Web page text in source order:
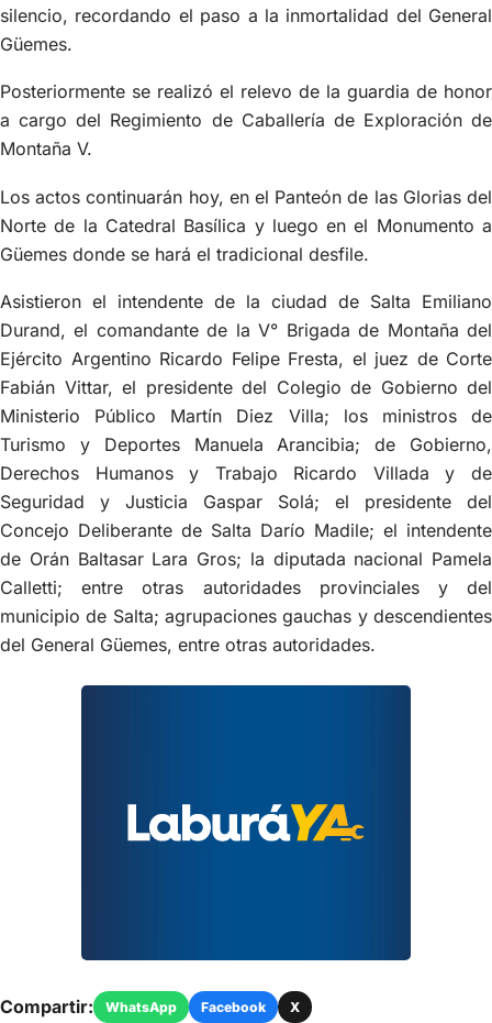
silencio, recordando el paso a la inmortalidad del General
Güemes.
Posteriormente se realizó el relevo de la guardia de honor
a cargo del Regimiento de Caballería de Exploración de
Montaña V.
Los actos continuarán hoy, en el Panteón de las Glorias del
Norte de la Catedral Basílica y luego en el Monumento a
Güemes donde se hará el tradicional desfile.
Asistieron el intendente de la ciudad de Salta Emiliano
Durand, el comandante de la V° Brigada de Montaña del
Ejército Argentino Ricardo Felipe Fresta, el juez de Corte
Fabián Vittar, el presidente del Colegio de Gobierno del
Ministerio Público Martín Diez Villa; los ministros de
Turismo y Deportes Manuela Arancibia; de Gobierno,
Derechos Humanos y Trabajo Ricardo Villada y de
Seguridad y Justicia Gaspar Solá; el presidente del
Concejo Deliberante de Salta Darío Madile; el intendente
de Orán Baltasar Lara Gros; la diputada nacional Pamela
Calletti; entre otras autoridades provinciales y del
municipio de Salta; agrupaciones gauchas y descendientes
del General Güemes, entre otras autoridades.
Compartir: WhatsApp Facebook X